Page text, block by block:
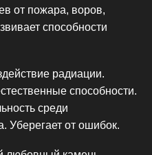
от пожара, воров,
способности
радиации.
способности.
среди
Уберегает от ошибок.